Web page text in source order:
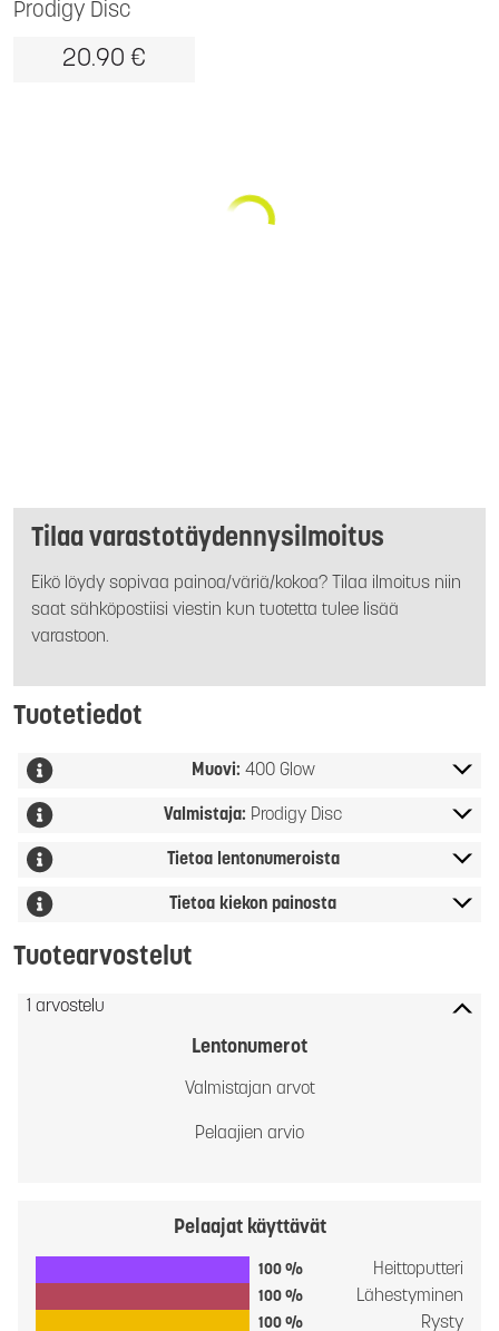
Prodigy Disc
20.90 €
Tilaa varastotäydennysilmoitus
Eikö löydy sopivaa painoa/väriä/kokoa? Tilaa ilmoitus niin
saat sähköpostiisi viestin kun tuotetta tulee lisää
varastoon.
Tuotetiedot
Muovi: 400 Glow
Valmistaja: Prodigy Disc
Tietoa lentonumeroista
Tietoa kiekon painosta
Tuotearvostelut
1 arvostelu
Lentonumerot
Valmistajan arvot
Pelaajien arvio
Pelaajat käyttävät
100 % Heittoputteri
100 % Lähestyminen
100 % Rysty